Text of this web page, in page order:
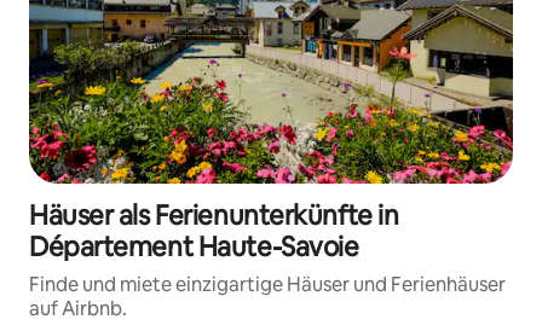
Häuser als Ferienunterkünfte in
Département Haute-Savoie
Finde und miete einzigartige Häuser und Ferienhäuser
auf Airbnb.